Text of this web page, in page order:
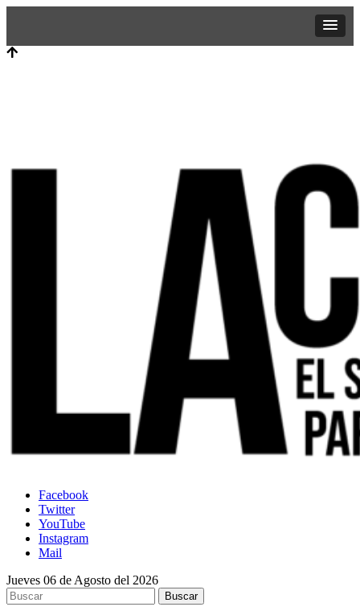
Facebook
Twitter
YouTube
Instagram
Mail
Jueves 06 de Agosto del 2026